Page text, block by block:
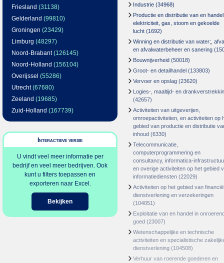
Friesland (31138)
Gelderland (99810)
Groningen (23429)
Limburg (48297)
Noord-Brabant(126145)
Noord-Holland (156104)
Overijssel (55286)
Utrecht(67680)
Zeeland (19685)
Zuid-Holland (167739)
Interactieve versie
U vindt veel meer informatie per
bedrijf en veel meer bedrijven. Ook
kunt u filters toepassen en
exporteren naar Excel.
Bekijken
Industrie (34968)
Productie en distributie van en
elektriciteit, gas, stoom en gekoelde
lucht (1692)
Winning en distributie van water;,
en afvalwaterbeheer en sanering
Bouwnijverheid (50018)
Groot- en detailhandel (133803)
Vervoer en opslag (23620)
Logies-, maaltijd- en
(42657)
Activiteiten van uitgeverijen,
omroepactiviteiten, en activiteiten op
gebied van productie en distributie
inhoud (6330)
Telecommunicatie,
computerprogrammering en
consultancy, informatica-
en overige activiteiten op het gebied
informatiediensten (22029)
Activiteiten op het gebied van
dienstverlening en verzekeringen
(104051)
Exploitatie van en handel in
goed (23007)
Wetenschappelijke en technische
activiteiten en specialistische
dienstverlening (104508)
Verhuur van roerende goederen en